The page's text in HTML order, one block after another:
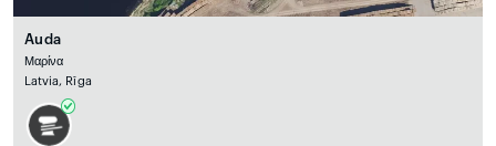
Auda
Μαρίνα
Latvia, Rīga